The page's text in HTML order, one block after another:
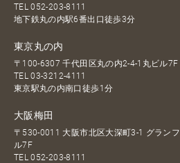
TEL052-203-8111
地下鉄丸の内駅6番出口徒歩3分
東京丸の内
〒100-6307 千代田区丸の内2-4-1丸ビル7F
TEL03-3212-4111
東京駅丸の内南口徒歩1分
大阪梅田
〒530-0011 大阪市北区大深町3-1 グラン
ル7F
TEL052-203-8111